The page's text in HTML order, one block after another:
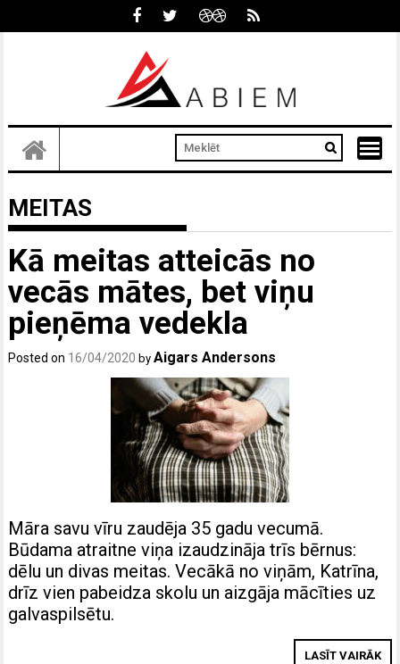
MEITAS
Kā meitas atteicās no
vecās mātes, bet viņu
pieņēma vedekla
Posted on 16/04/2020 byAigars Andersons
Māra savu vīru zaudēja 35 gadu vecumā.
Būdama atraitne viņa izaudzināja trīs bērnus:
dēlu un divas meitas. Vecākā no viņām, Katrīna,
drīz vien pabeidza skolu un aizgāja mācīties uz
galvaspilsētu.
LASĪT VAIRĀK